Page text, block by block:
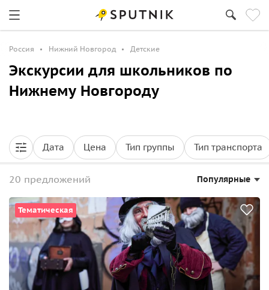
Россия Нижний Новгород Детские
Экскурсии для школьников по
Нижнему Новгороду
Дата Цена Тип группы Тип транспорта
20 предложений Популярные
Тематическая